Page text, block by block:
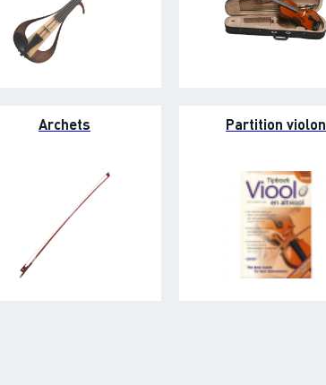
Archets Partition violon